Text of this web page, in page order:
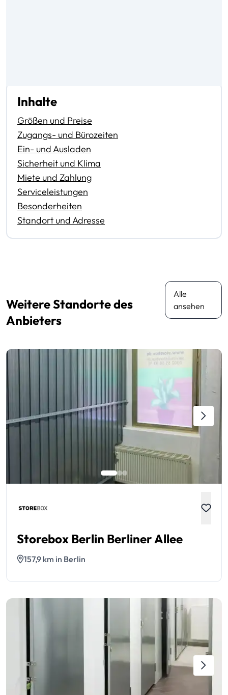
Inhalte
Größen und Preise
Zugangs- und Bürozeiten
Ein- und Ausladen
Sicherheit und Klima
Miete und Zahlung
Serviceleistungen
Besonderheiten
Standort und Adresse
Weitere Standorte des
Anbieters
Alle
ansehen
Storebox Berlin Berliner Allee
157,9 km in Berlin